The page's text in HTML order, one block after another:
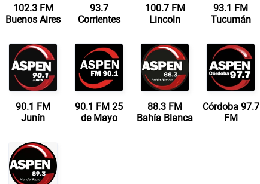
102.3 FM
Buenos Aires
93.7
Corrientes
100.7 FM
Lincoln
93.1 FM
Tucumán
90.1 FM
Junín
90.1 FM 25
de Mayo
88.3 FM
Bahía Blanca
Córdoba 97.7
FM